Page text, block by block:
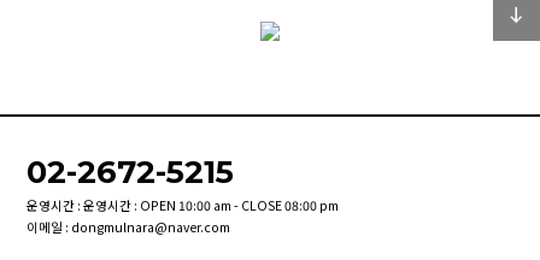
02-2672-5215
운영시간 : 운영시간 : OPEN 10:00 am - CLOSE 08:00 pm
이메일 : dongmulnara@naver.com